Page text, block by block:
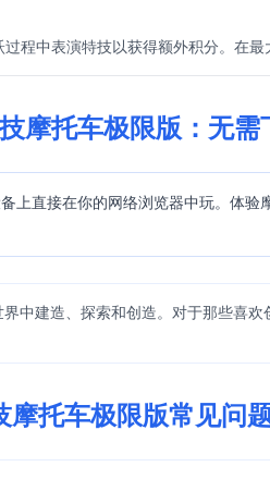
程中表演特技以获得额外积分。在
摩托车极限版：无需
直接在你的网络浏览器中玩。体
中建造、探索和创造。对于那些喜
摩托车极限版常见问